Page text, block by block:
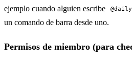
ejemplo cuando alguien escribe
un comando de barra desde uno.
Permisos de miembro (para